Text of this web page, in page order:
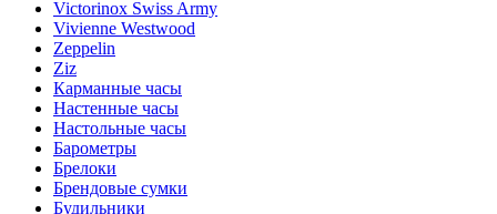
Victorinox Swiss Army
Vivienne Westwood
Zeppelin
Ziz
Карманные часы
Настенные часы
Настольные часы
Барометры
Брелоки
Брендовые сумки
Будильники